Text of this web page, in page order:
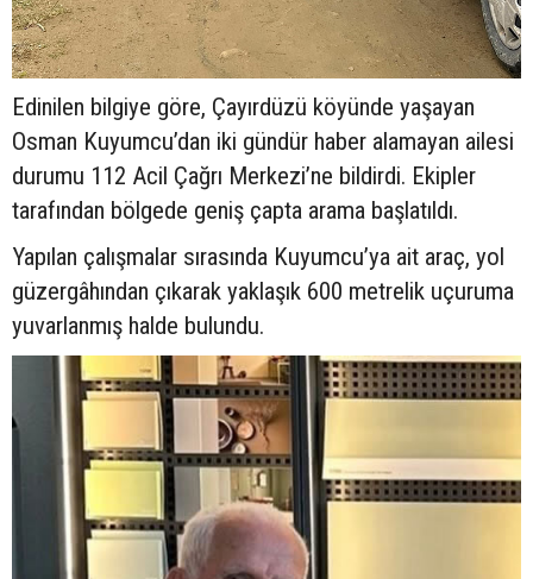
Edinilen bilgiye göre, Çayırdüzü köyünde yaşayan
Osman Kuyumcu’dan iki gündür haber alamayan ailesi
durumu 112 Acil Çağrı Merkezi’ne bildirdi. Ekipler
tarafından bölgede geniş çapta arama başlatıldı.
Yapılan çalışmalar sırasında Kuyumcu’ya ait araç, yol
güzergâhından çıkarak yaklaşık 600 metrelik uçuruma
yuvarlanmış halde bulundu.